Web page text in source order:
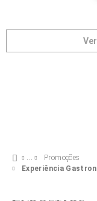
Promoções
Experiência